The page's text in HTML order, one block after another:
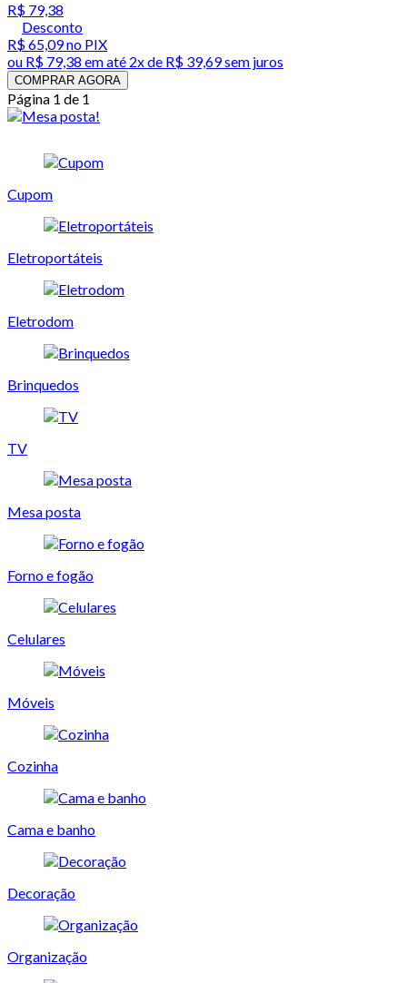
R$ 79,38
Desconto
R$ 65,09no PIX
ou R$ 79,38 em até 2x de R$ 39,69 sem juros
COMPRAR AGORA
Página 1 de 1
Cupom
Eletroportáteis
Eletrodom
Brinquedos
TV
Mesa posta
Forno e fogão
Celulares
Móveis
Cozinha
Cama e banho
Decoração
Organização